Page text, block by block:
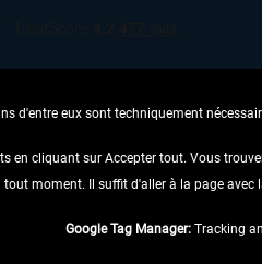
RENONCER AU CONTRAT ICI
d'entre eux sont techniquement
en cliquant sur Accepter tout. Vous
tout moment. Il suffit d'aller à la page avec
Google Tag Manager: Tracking